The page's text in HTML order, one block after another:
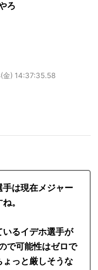
ろ
金) 14:37:35.58
手は現在メジャー
。
るイデホ選手が
で可能性はゼロで
っと厳しそうな